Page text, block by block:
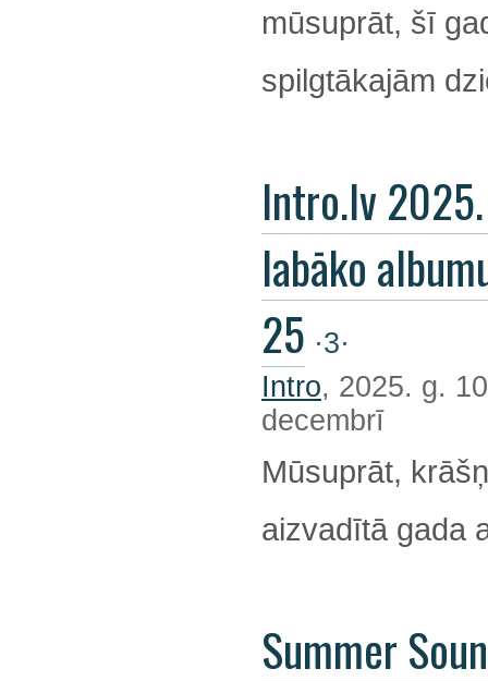
mūsuprāt, šī
spilgtākajām
Intro.lv
labāko
25 ·3·
Intro, 2025. g.
decembrī
Mūsuprāt,
aizvadītā gada
Summer